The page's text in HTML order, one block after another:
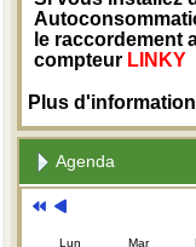
le raccordement
compteur LINKY
Plus
Agenda
Lun Mar